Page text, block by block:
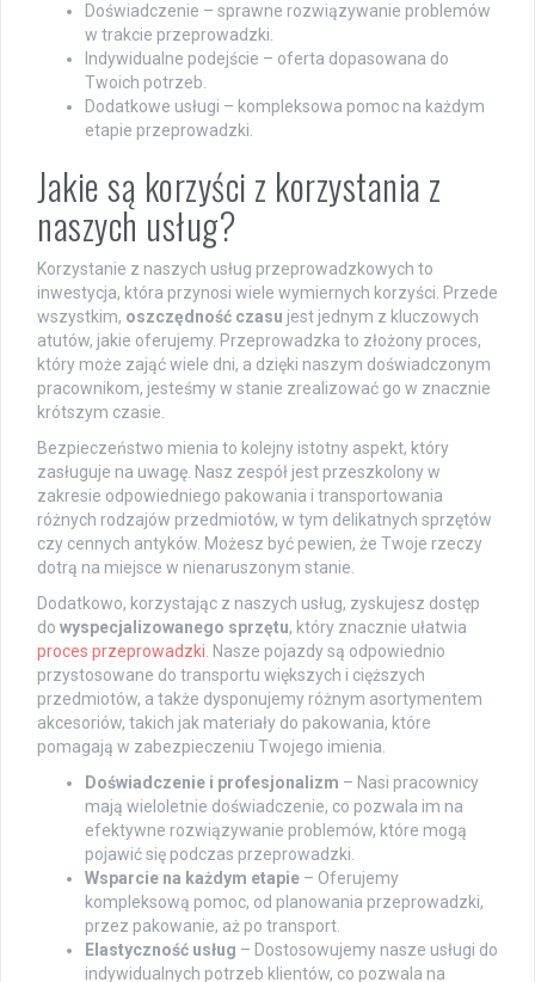
Doświadczenie – sprawne rozwiązywanie problemów
w trakcie przeprowadzki.
Indywidualne podejście – oferta dopasowana do
Twoich potrzeb.
Dodatkowe usługi – kompleksowa pomoc na każdym
etapie przeprowadzki.
Jakie są korzyści z korzystania z
naszych usług?
Korzystanie z naszych usług przeprowadzkowych to
inwestycja, która przynosi wiele wymiernych korzyści. Przede
wszystkim, oszczędność czasu jest jednym z kluczowych
atutów, jakie oferujemy. Przeprowadzka to złożony proces,
który może zająć wiele dni, a dzięki naszym doświadczonym
pracownikom, jesteśmy w stanie zrealizować go w znacznie
krótszym czasie.
Bezpieczeństwo mienia to kolejny istotny aspekt, który
zasługuje na uwagę. Nasz zespół jest przeszkolony w
zakresie odpowiedniego pakowania i transportowania
różnych rodzajów przedmiotów, w tym delikatnych sprzętów
czy cennych antyków. Możesz być pewien, że Twoje rzeczy
dotrą na miejsce w nienaruszonym stanie.
Dodatkowo, korzystając z naszych usług, zyskujesz dostęp
do wyspecjalizowanego sprzętu, który znacznie ułatwia
proces przeprowadzki . Nasze pojazdy są odpowiednio
przystosowane do transportu większych i cięższych
przedmiotów, a także dysponujemy różnym asortymentem
akcesoriów, takich jak materiały do pakowania, które
pomagają w zabezpieczeniu Twojego imienia.
Doświadczenie i profesjonalizm – Nasi pracownicy
mają wieloletnie doświadczenie, co pozwala im na
efektywne rozwiązywanie problemów, które mogą
pojawić się podczas przeprowadzki.
Wsparcie na każdym etapie – Oferujemy
kompleksową pomoc, od planowania przeprowadzki,
przez pakowanie, aż po transport.
Elastyczność usług – Dostosowujemy nasze usługi do
indywidualnych potrzeb klientów, co pozwala na